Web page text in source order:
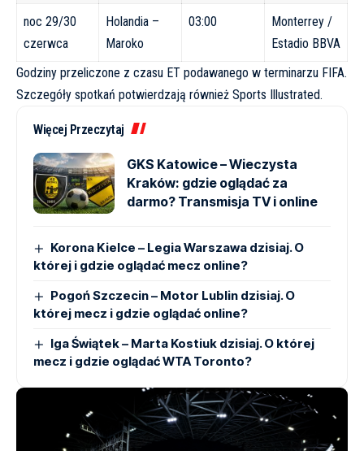
noc 29/30
czerwca
Holandia –
Maroko
03:00
Monterrey /
Estadio BBVA
Godziny przeliczone z czasu ET podawanego w terminarzu FIFA.
Szczegóły spotkań potwierdzają również Sports Illustrated.
Więcej Przeczytaj
GKS Katowice – Wieczysta
Kraków: gdzie oglądać za
darmo? Transmisja TV i online
Korona Kielce – Legia Warszawa dzisiaj. O
której i gdzie oglądać mecz online?
Pogoń Szczecin – Motor Lublin dzisiaj. O
której mecz i gdzie oglądać online?
Iga Świątek – Marta Kostiuk dzisiaj. O której
mecz i gdzie oglądać WTA Toronto?